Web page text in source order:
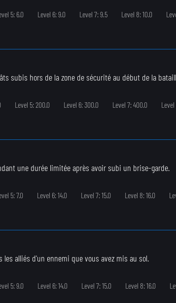
5: 6.0 Level 6: 9.0 Level 7: 9.5 Level 8: 10.0
subis hors de la zone de sécurité au début de la
Level 5: 200.0 Level 6: 300.0 Level 7: 400.0
une durée limitée après avoir subi un brise-garde.
5: 7.0 Level 6: 14.0 Level 7: 15.0 Level 8: 16.0
alliés d'un ennemi que vous avez mis au sol.
5: 9.0 Level 6: 14.0 Level 7: 15.0 Level 8: 16.0